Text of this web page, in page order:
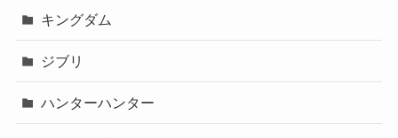
キングダム
ジブリ
ハンターハンター